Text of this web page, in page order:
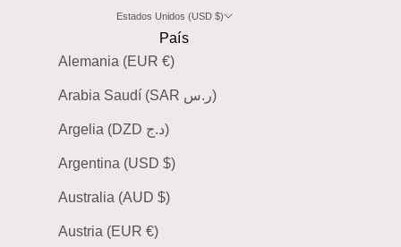
Estados Unidos (USD $)
País
Alemania (EUR €)
Arabia Saudí (SAR ر.س)
Argelia (DZD د.ج)
Argentina (USD $)
Australia (AUD $)
Austria (EUR €)